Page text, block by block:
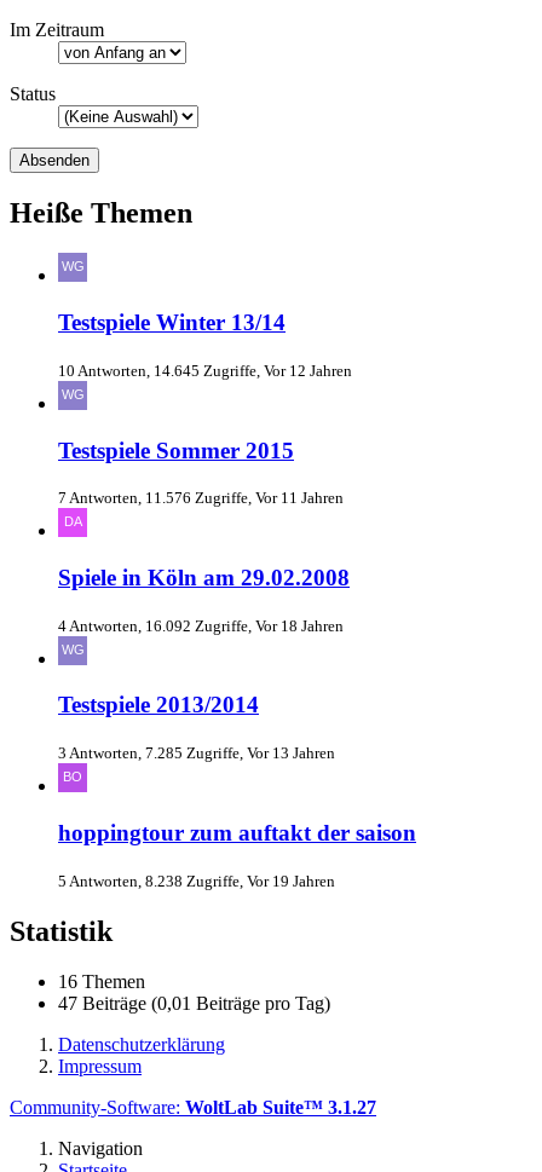
Im Zeitraum
Status
Heiße Themen
Testspiele Winter 13/14
10 Antworten, 14.645 Zugriffe, Vor 12 Jahren
Testspiele Sommer 2015
7 Antworten, 11.576 Zugriffe, Vor 11 Jahren
Spiele in Köln am 29.02.2008
4 Antworten, 16.092 Zugriffe, Vor 18 Jahren
Testspiele 2013/2014
3 Antworten, 7.285 Zugriffe, Vor 13 Jahren
hoppingtour zum auftakt der saison
5 Antworten, 8.238 Zugriffe, Vor 19 Jahren
Statistik
16 Themen
47 Beiträge (0,01 Beiträge pro Tag)
Datenschutzerklärung
Impressum
Community-Software: WoltLab Suite™ 3.1.27
Navigation